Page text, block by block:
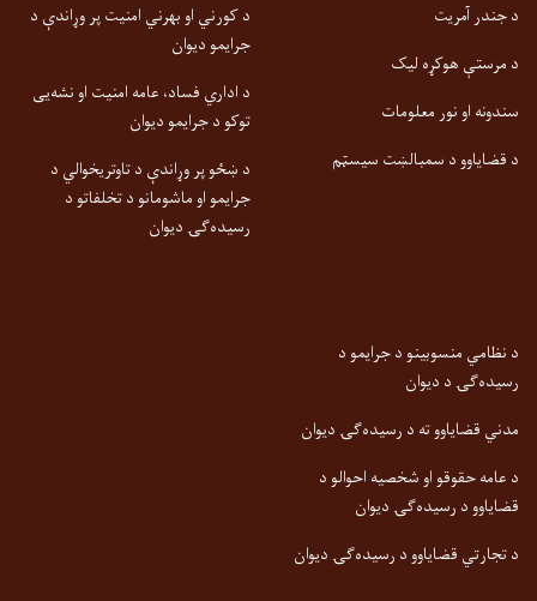
د جندر آمریت
د مرستې هوکړه لیک
سندونه او نور معلومات
د قضایاوو د سمبالښت سیسټم
د کورني او بهرني امنیت پر وړاندې د
جرایمو دیوان
د اداري فساد، عامه امنیت او نشه‌یی
توکو د جرایمو دیوان
د ښځو پر وړاندې د تاوتریخوالي د
جرایمو او ماشومانو د تخلفاتو د
رسیده‌ګۍ دیوان
د نظامي منسوبینو د جرایمو د
رسیده‌ګۍ د دیوان
مدني قضایاوو ته د رسیده‌ګۍ دیوان
د عامه حقوقو او شخصیه احوالو د
قضایاوو د رسیده‌ګۍ دیوان
د تجارتي قضایاوو د رسیده‌ګۍ دیوان